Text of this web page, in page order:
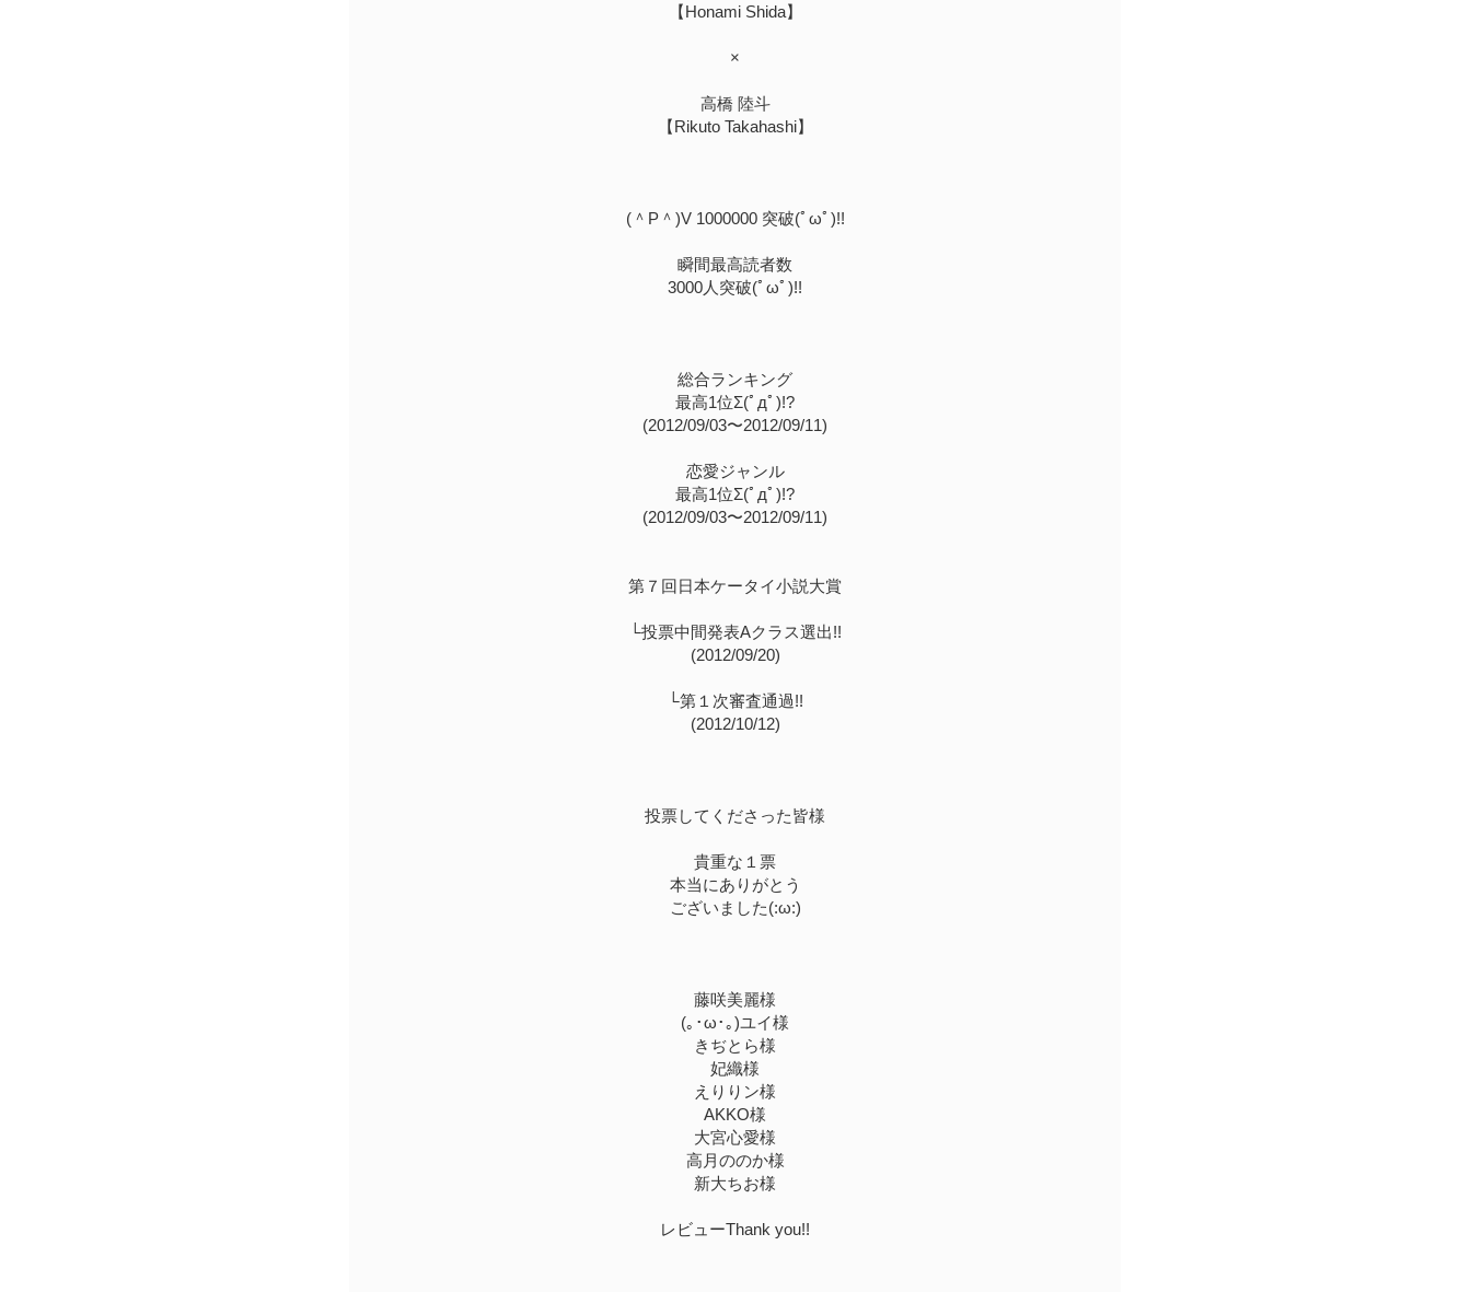
【Honami Shida】
×
高橋 陸斗
【Rikuto Takahashi】
(＾P＾)V 1000000 突破(ﾟωﾟ)!!
瞬間最高読者数
3000人突破(ﾟωﾟ)!!
総合ランキング
最高1位Σ(ﾟдﾟ)!?
(2012/09/03〜2012/09/11)
恋愛ジャンル
最高1位Σ(ﾟдﾟ)!?
(2012/09/03〜2012/09/11)
第７回日本ケータイ小説大賞
└投票中間発表Aクラス選出!!
(2012/09/20)
└第１次審査通過!!
(2012/10/12)
投票してくださった皆様
貴重な１票
本当にありがとう
ございました(:ω:)
藤咲美麗様
(｡･ω･｡)ユイ様
きぢとら様
妃織様
えりりン様
AKKO様
大宮心愛様
高月ののか様
新大ちお様
レビューThank you!!